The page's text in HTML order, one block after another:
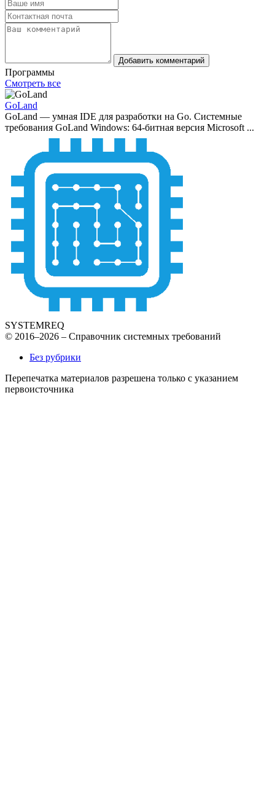
Добавить комментарий
Программы
Смотреть все
GoLand
GoLand — умная IDE для разработки на Go. Системные
требования GoLand Windows: 64-битная версия Microsoft ...
SYSTEMREQ
© 2016–2026 – Справочник системных требований
Без рубрики
Перепечатка материалов разрешена только с указанием
первоисточника